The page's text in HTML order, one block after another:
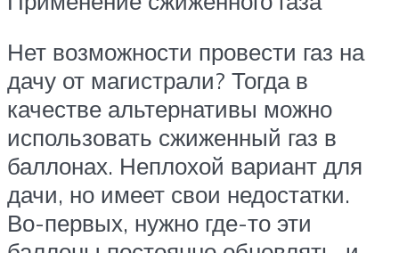
Нет возможности провести газ на
дачу от магистрали? Тогда в
качестве альтернативы можно
использовать сжиженный газ в
баллонах. Неплохой вариант для
дачи, но имеет свои недостатки.
Во-первых, нужно где-то эти